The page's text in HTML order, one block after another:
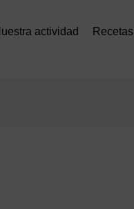
actividad Recetas